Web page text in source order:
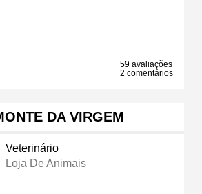
59 avaliações
2 comentários
DA VIRGEM
Veterinário
Loja De Animais